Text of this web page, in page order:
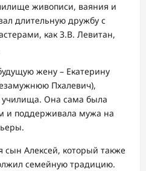
живописи, ваяния и
длительную дружбу с
как З.В. Левитан,
жену – Екатерину
Пхалевич),
училища. Она сама была
и поддерживала мужа на
сын Алексей, который также
семейную традицию.